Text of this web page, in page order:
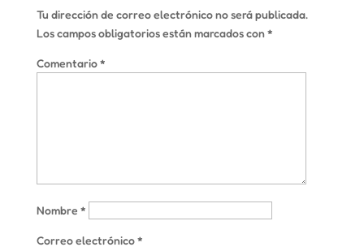
Tu dirección de correo electrónico no será publicada.
Los campos obligatorios están marcados con*
Comentario*
Nombre *
Correo electrónico*